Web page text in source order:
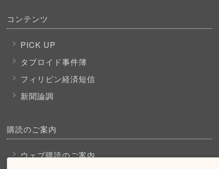
コンテンツ
PICK UP
タブロイド事件簿
フィリピン経済短信
新聞論調
購読のご案内
ウェブ購読のご案内